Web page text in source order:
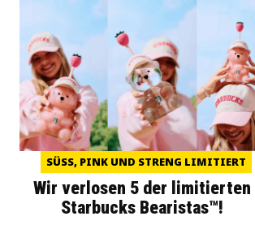
SÜSS, PINK UND STRENG LIMITIERT
Wir verlosen 5 der limitierten
Starbucks Bearistas™!